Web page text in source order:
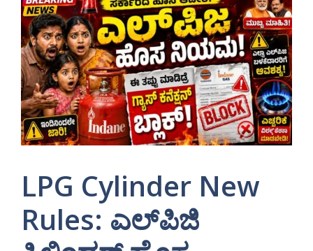
LPG Cylinder New
Rules: ಎಲ್‌ಪಿಜಿ